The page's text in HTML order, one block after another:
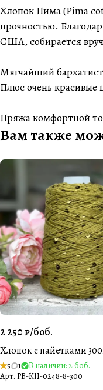
Хлопок Пима (Pima
прочностью.
США, собирается
Мягчайший
Плюс очень красивые
Пряжа комфортной
Вам также
2 250 ₽/боб.
Хлопок с пайетками
5 1
В наличии: 2 боб.
Арт. PB-KH-0248-8-300